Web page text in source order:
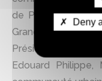
de Paris, Patrick
Grand Paris,
Président de la
Edouard
Deny